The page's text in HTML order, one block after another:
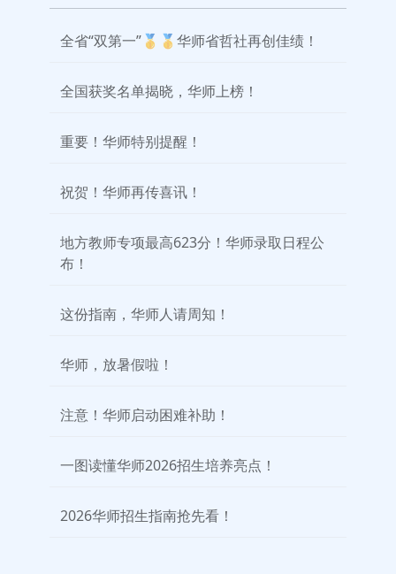
全省“双第一”🥇🥇华师省哲社再创佳绩！
全国获奖名单揭晓，华师上榜！
重要！华师特别提醒！
祝贺！华师再传喜讯！
地方教师专项最高623分！华师录取日程公
布！
这份指南，华师人请周知！
华师，放暑假啦！
注意！华师启动困难补助！
一图读懂华师2026招生培养亮点！
2026华师招生指南抢先看！